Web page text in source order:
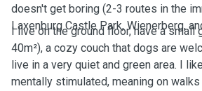
doesn't get boring (2-3 routes in the
Laxenburg Castle Park, Wienerberg,
I live on the ground floor, have a small
40m²), a cozy couch that dogs are
live in a very quiet and green area. I
mentally stimulated, meaning on